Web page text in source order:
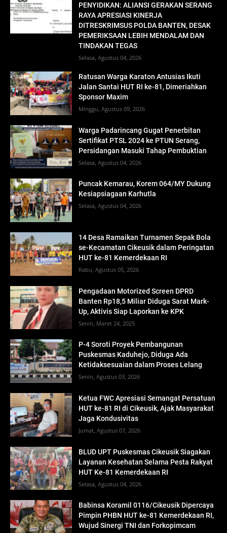
PENYIDIKAN: ALIANSI GERAKAN SERANG
RAYA APRESIASI KINERJA
DITRESKRIMSUS POLDA BANTEN, DESAK
PEMERIKSAAN LEBIH MENDALAM DAN
TINDAKAN TEGAS
Selasa, Agustus 04, 2026
Ratusan Warga Karaton Antusias Ikuti
Jalan Santai HUT RI ke-81, Dimeriahkan
Sponsor Maxim
Minggu, Agustus 09, 2026
Warga Padarincang Gugat Penerbitan
Sertifikat PTSL 2024 ke PTUN Serang,
Persidangan Masuki Tahap Pembuktian
Selasa, Agustus 04, 2026
Puncak Kemarau, Korem 064/MY Dukung
Kesiapsiagaan Karhutla
Selasa, Agustus 04, 2026
14 Desa Ramaikan Turnamen Sepak Bola
se-Kecamatan Cikeusik dalam Peringatan
HUT ke-81 Kemerdekaan RI
Rabu, Agustus 05, 2026
Pengadaan Motorized Screen DPRD
Banten Rp18,5 Miliar Diduga Sarat Mark-
Up, Aktivis Siap Laporkan ke KPK
Senin, Maret 24, 2025
P-4 Soroti Proyek Pembangunan
Puskesmas Kaduhejo, Diduga Ada
Ketidaksesuaian dalam Proses Lelang
Senin, Agustus 03, 2026
Ketua FWC Apresiasi Semangat Persatuan
HUT ke-81 RI di Cikeusik, Ajak Masyarakat
Jaga Kondusivitas
Jumat, Agustus 07, 2026
BLUD UPT Puskesmas Cikeusik Siagakan
Layanan Kesehatan Selama Pesta Rakyat
HUT Ke-81 Kemerdekaan RI
Selasa, Agustus 04, 2026
Babinsa Koramil 0116/Cikeusik Dipercaya
Pimpin PHBN HUT ke-81 Kemerdekaan RI,
Wujud Sinergi TNI dan Forkopimcam